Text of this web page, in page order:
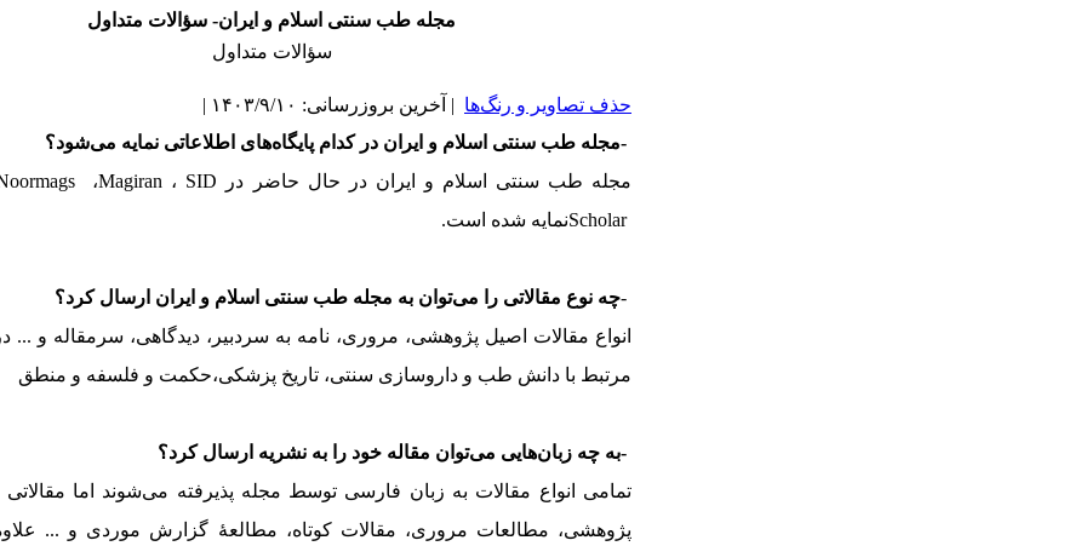
مجله طب سنتی اسلام و ایران- سؤالات متداول
سؤالات متداول
حذف تصاویر و رنگ‌ها | آخرین بروزرسانی: ۱۴۰۳/۹/۱۰ |
-مجله طب سنتی اسلام و ایران در کدام پایگاه‌های اطلاعاتی نمایه می‌شود؟
مجله طب سنتی اسلام و ایران در حال حاضر در SID ، Magiran،
Scholarنمایه شده است.
-چه نوع مقالاتی را می‌توان به مجله طب سنتی اسلام و ایران ارسال کرد؟
انواع مقالات اصیل پژوهشی، مروری، نامه به سردبیر، دیدگاهی، سرمقاله و ...
مرتبط با دانش طب و داروسازی سنتی، تاریخ پزشکی،حکمت و فلسفه و منطق
-به چه زبان‌هایی می‌توان مقاله خود را به نشریه ارسال کرد؟
تمامی انواع مقالات به زبان فارسی توسط مجله پذیرفته می‌شوند اما مقالاتی
پژوهشی، مطالعات مروری، مقالات کوتاه، مطالعۀ گزارش موردی و ...